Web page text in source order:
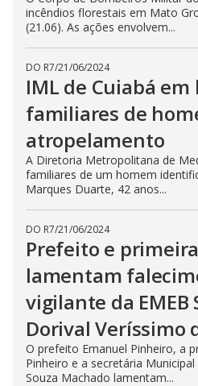
incêndios florestais em Mato
(21.06). As ações envolvem...
DO R7/21/06/2024
IML de Cuiabá em
familiares de
atropelamento
A Diretoria Metropolitana de
familiares de um homem
Marques Duarte, 42 anos...
DO R7/21/06/2024
Prefeito e
lamentam
vigilante da EMEB
Dorival Veríssimo
O prefeito Emanuel Pinheiro, a
Pinheiro e a secretária
Souza Machado lamentam...